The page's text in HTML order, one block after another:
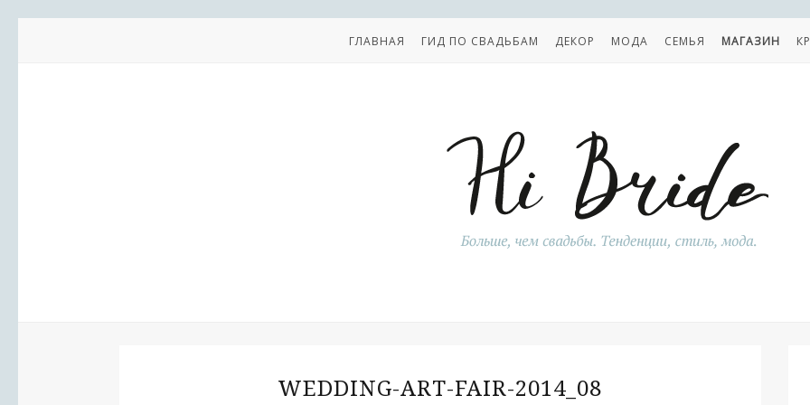
ГЛАВНАЯ ГИД ПО СВАДЬБАМ ДЕКОР МОДА СЕМЬЯ МАГАЗИН
WEDDING-ART-FAIR-2014_08